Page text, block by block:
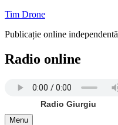
Tim Drone
Publicație online independentă
Radio online
Radio Giurgiu
Menu